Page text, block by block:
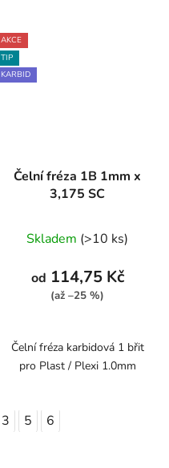
AKCE
TIP
KARBID
Čelní fréza 1B 1mm x
3,175 SC
Skladem (>10 ks)
od 114,75 Kč
(až –25 %)
Čelní fréza karbidová 1 břit
pro Plast / Plexi 1.0mm
3 5 6